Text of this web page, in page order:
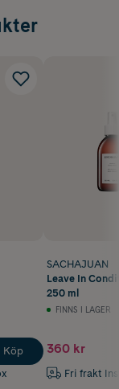
Köp
SACHAJUAN
Leave In
250 ml
FINNS I LAGER
360 kr
Fri frakt